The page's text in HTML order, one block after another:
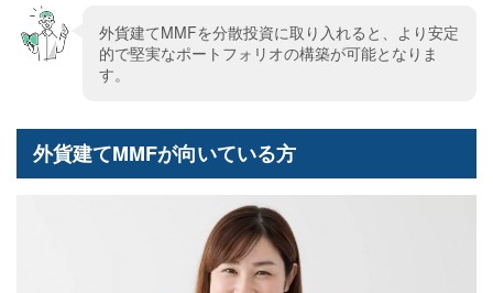
外貨建てMMFを分散投資に取り入れると、より安定
的で堅実なポートフォリオの構築が可能となりま
す。
外貨建てMMFが向いている方